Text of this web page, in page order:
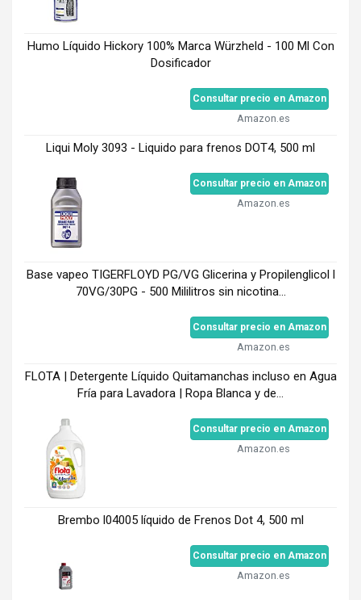
Humo Líquido Hickory 100% Marca Würzheld - 100 Ml Con
Dosificador
Consultar precio en Amazon
Amazon.es
Liqui Moly 3093 - Liquido para frenos DOT4, 500 ml
Consultar precio en Amazon
Amazon.es
Base vapeo TIGERFLOYD PG/VG Glicerina y Propilenglicol l
70VG/30PG - 500 Mililitros sin nicotina...
Consultar precio en Amazon
Amazon.es
FLOTA | Detergente Líquido Quitamanchas incluso en Agua
Fría para Lavadora | Ropa Blanca y de...
Consultar precio en Amazon
Amazon.es
Brembo l04005 líquido de Frenos Dot 4, 500 ml
Consultar precio en Amazon
Amazon.es